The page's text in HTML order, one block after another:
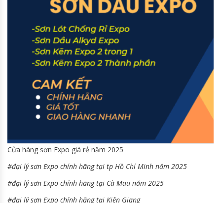
Cửa hàng sơn Expo giá rẻ năm 2025
#đại lý sơn Expo chính hãng tại tp Hồ Chí Minh năm 2025
#đại lý sơn Expo chính hãng tại Cà Mau năm 2025
#đại lý sơn Expo chính hãng tại Kiên Giang